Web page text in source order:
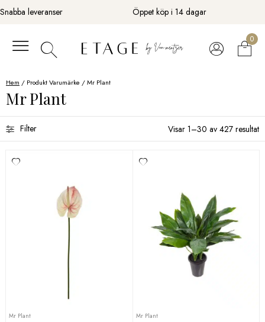
Fortsätt
till
Snabba leveranser Öppet köp i 14 dagar
0
Hem / Produkt Varumärke / Mr Plant
Mr Plant
Filter Visar 1–30 av 427 resultat
Sortera efter
Color
Mr Plant Mr Plant